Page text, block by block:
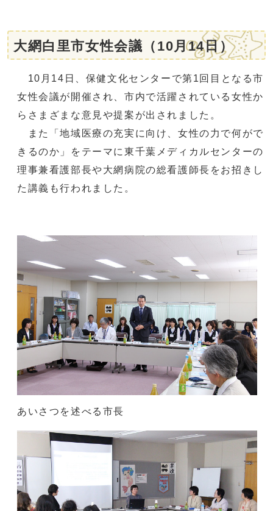
大網白里市女性会議（10月14日）
10月14日、保健文化センターで第1回目となる市
女性会議が開催され、市内で活躍されている女性か
らさまざまな意見や提案が出されました。
また「地域医療の充実に向け、女性の力で何がで
きるのか」をテーマに東千葉メディカルセンターの
理事兼看護部長や大網病院の総看護師長をお招きし
た講義も行われました。
あいさつを述べる市長